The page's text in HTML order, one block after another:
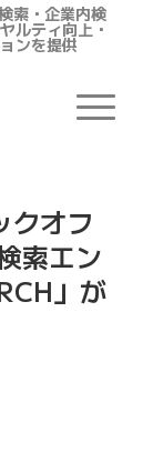
索・企業内検
ルティ向上・
ンを提供
クオフ
索エン
」が